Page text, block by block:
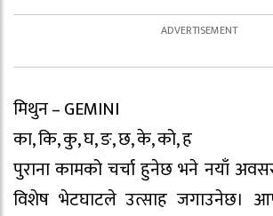
मिथुन – GEMINI
का, कि, कु, घ, ङ, छ, के, को, ह
पुराना कामको चर्चा हुनेछ भने नयाँ
विशेष भेटघाटले उत्साह जगाउनेछ।